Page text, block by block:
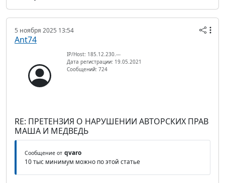
5 ноября 2025 13:54
Ant74
IP/Host: 185.12.230.---
Дата регистрации: 19.05.2021
Сообщений: 724
RE: ПРЕТЕНЗИЯ О НАРУШЕНИИ АВТОРСКИХ ПРАВ
МАША И МЕДВЕДЬ
Сообщение от qvaro
10 тыс минимум можно по этой статье